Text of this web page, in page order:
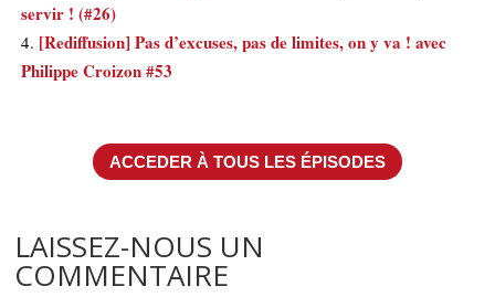
servir ! (#26)
[Rediffusion] Pas d’excuses, pas de limites, on y va ! avec
Philippe Croizon #53
ACCEDER À TOUS LES ÉPISODES
LAISSEZ-NOUS UN
COMMENTAIRE